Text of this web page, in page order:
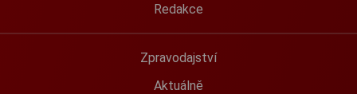
Redakce
Zpravodajství
Aktuálně